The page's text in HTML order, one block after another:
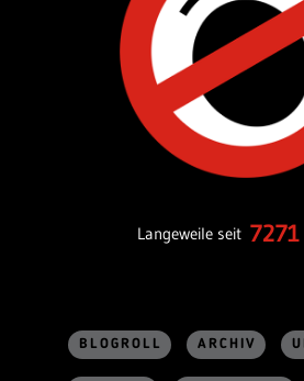
Langeweile seit 7271
BLOGROLL ARCHIV